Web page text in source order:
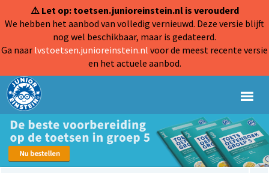
⚠️ Let op: toetsen.junioreinstein.nl is verouderd
We hebben het aanbod van volledig vernieuwd. Deze versie blijft
nog wel beschikbaar, maar is gedateerd.
Ga naar lvstoetsen.junioreinstein.nl voor de meest recente versie
en het actuele aanbod.